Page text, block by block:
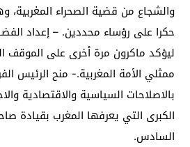
والشجاع من قضية الصحراء
حكرا على رؤساء محددين. – إعداد
ليؤكد ماكرون مرة أخرى على الموقف
ممثلي الأمة المغربية.- منح الرئيس
بالاصلاحات السياسية والاقتصادية
الكبرى التي يعرفها المغرب بقيادة
السادس.